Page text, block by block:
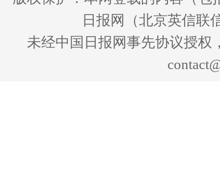
日报网（北京英信联
未经中国日报网事先协议授权